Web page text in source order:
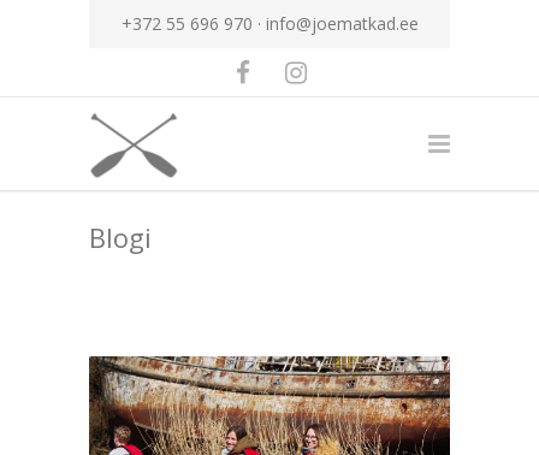
+372 55 696 970 · info@joematkad.ee
Blogi